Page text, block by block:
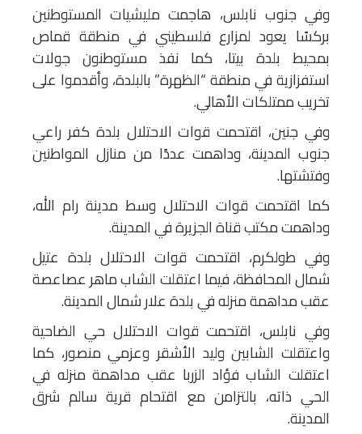
وفي جنوب نابلس، هاجمت مليشيات المستوطنين
بركسًا يعود لمزارع فلسطيني في منطقة قماص
بمحيط بلدة بيتا، كما نفذ مستوطنون جولات
استفزازية في منطقة “الظهرة” بالبلدة، وأقدموا على
تخريب ممتلكات الأهالي.
وفي جنين، اقتحمت قوات الاحتلال بلدة كفر راعي
جنوب المدينة، وداهمت عددًا من منازل المواطنين
وفتشتها.
كما اقتحمت قوات الاحتلال وسط مدينة رام الله،
وداهمت مكتب قناة الجزيرة في المدينة.
وفي طولكرم، اقتحمت قوات الاحتلال بلدة عتيل
شمال المحافظة، فيما اعتقلت الشاب ماهر عصاعصة
عقب مداهمة منزله في بلدة علار شمال المدينة.
وفي نابلس، اقتحمت قوات الاحتلال حي الضاحية
واعتقلت الشابين وليد الأشقر وعزمي منصور، كما
اعتقلت الشاب فؤاد الزربا عقب مداهمة منزله في
الحي ذاته، بالتزامن مع اقتحام قرية سالم شرق
المدينة.